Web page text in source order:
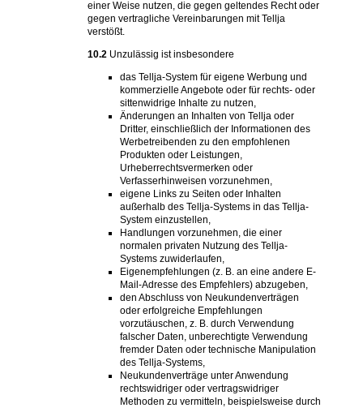
einer Weise nutzen, die gegen geltendes Recht oder
gegen vertragliche Vereinbarungen mit Tellja
verstößt.
10.2 Unzulässig ist insbesondere
das Tellja-System für eigene Werbung und
kommerzielle Angebote oder für rechts- oder
sittenwidrige Inhalte zu nutzen,
Änderungen an Inhalten von Tellja oder
Dritter, einschließlich der Informationen des
Werbetreibenden zu den empfohlenen
Produkten oder Leistungen,
Urheberrechtsvermerken oder
Verfasserhinweisen vorzunehmen,
eigene Links zu Seiten oder Inhalten
außerhalb des Tellja-Systems in das Tellja-
System einzustellen,
Handlungen vorzunehmen, die einer
normalen privaten Nutzung des Tellja-
Systems zuwiderlaufen,
Eigenempfehlungen (z. B. an eine andere E-
Mail-Adresse des Empfehlers) abzugeben,
den Abschluss von Neukundenverträgen
oder erfolgreiche Empfehlungen
vorzutäuschen, z. B. durch Verwendung
falscher Daten, unberechtigte Verwendung
fremder Daten oder technische Manipulation
des Tellja-Systems,
Neukundenverträge unter Anwendung
rechtswidriger oder vertragswidriger
Methoden zu vermitteln, beispielsweise durch